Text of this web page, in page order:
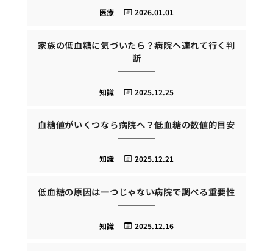
2026.01.01
医療
家族の低血糖に気づいたら？病院へ連れて行く判
断
2025.12.25
知識
血糖値がいくつなら病院へ？低血糖の数値的目安
2025.12.21
知識
低血糖の原因は一つじゃない病院で調べる重要性
2025.12.16
知識